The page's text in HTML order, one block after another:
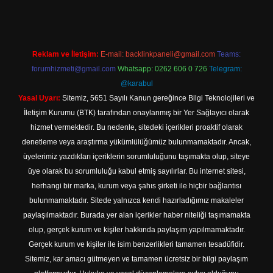
Reklam ve İletişim: E-mail: backlinkpaneli@gmail.com Teams:
forumhizmeti@gmail.com Whatsapp: 0262 606 0 726 Telegram:
@karabul
Yasal Uyarı: Sitemiz, 5651 Sayılı Kanun gereğince Bilgi Teknolojileri ve
İletişim Kurumu (BTK) tarafından onaylanmış bir Yer Sağlayıcı olarak
hizmet vermektedir. Bu nedenle, sitedeki içerikleri proaktif olarak
denetleme veya araştırma yükümlülüğümüz bulunmamaktadır. Ancak,
üyelerimiz yazdıkları içeriklerin sorumluluğunu taşımakta olup, siteye
üye olarak bu sorumluluğu kabul etmiş sayılırlar. Bu internet sitesi,
herhangi bir marka, kurum veya şahıs şirketi ile hiçbir bağlantısı
bulunmamaktadır. Sitede yalnızca kendi hazırladığımız makaleler
paylaşılmaktadır. Burada yer alan içerikler haber niteliği taşımamakta
olup, gerçek kurum ve kişiler hakkında paylaşım yapılmamaktadır.
Gerçek kurum ve kişiler ile isim benzerlikleri tamamen tesadüfidir.
Sitemiz, kar amacı gütmeyen ve tamamen ücretsiz bir bilgi paylaşım